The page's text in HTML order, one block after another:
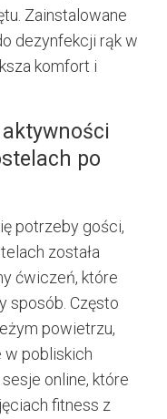
Zainstalowane
dezynfekcji rąk w
komfort i
po
potrzeby gości,
została
ćwiczeń, które
sposób. Często
powietrzu,
w pobliskich
online, które
fitness z